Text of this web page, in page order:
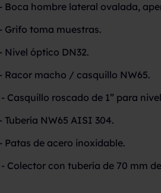
- Boca hombre lateral ovalada,
- Grifo toma muestras.
- Nivel óptico DN32.
- Racor macho / casquillo NW65.
- Casquillo roscado de 1” para
- Tubería NW65 AISI 304.
- Patas de acero inoxidable.
- Colector con tubería de 70 mm